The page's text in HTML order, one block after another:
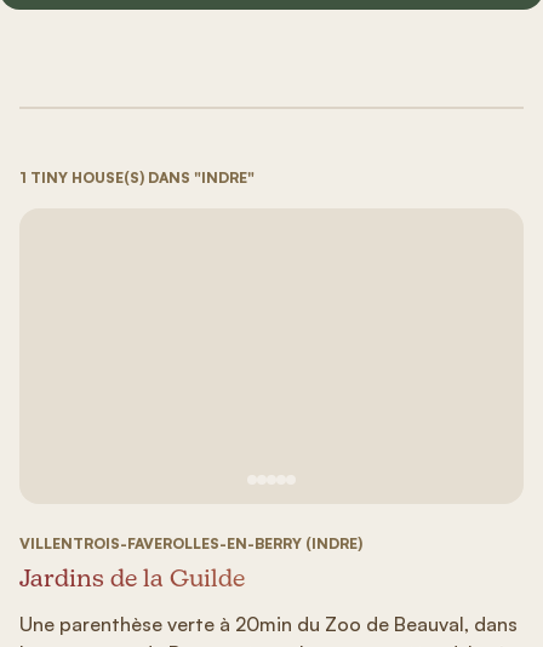
1 TINY HOUSE(S) DANS "INDRE"
VILLENTROIS-FAVEROLLES-EN-BERRY (INDRE)
Jardins de la Guilde
Une parenthèse verte à 20min du Zoo de Beauval, dans